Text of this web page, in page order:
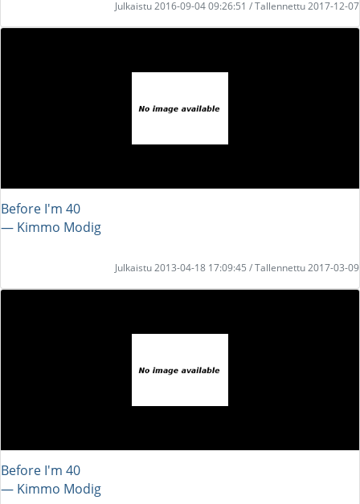
Julkaistu 2016-09-04 09:26:51 / Tallennettu 2017-12-07
Before I'm 40
― Kimmo Modig
Julkaistu 2013-04-18 17:09:45 / Tallennettu 2017-03-09
Before I'm 40
― Kimmo Modig